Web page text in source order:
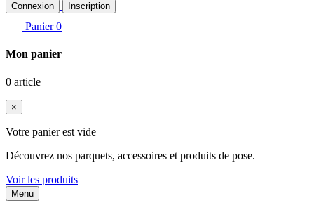
Connexion Inscription
Panier 0
Mon panier
0 article
×
Votre panier est vide
Découvrez nos parquets, accessoires et produits de pose.
Voir les produits
Menu